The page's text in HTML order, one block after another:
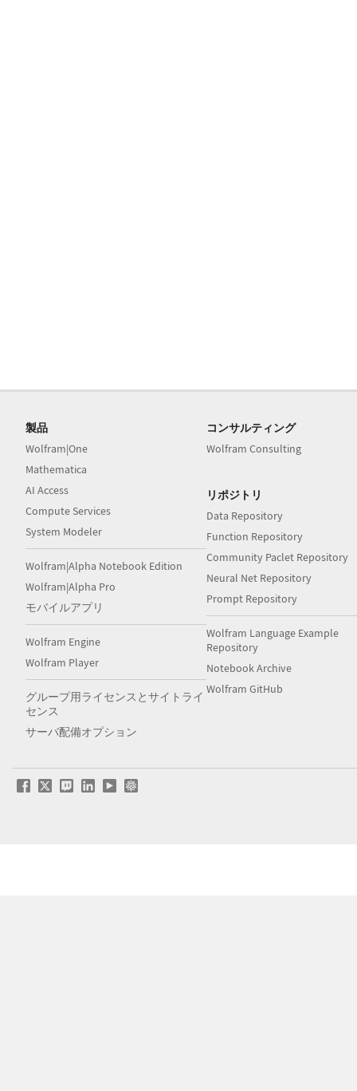
製品
Wolfram|One
Mathematica
AI Access
Compute Services
System Modeler
Wolfram|Alpha Notebook Edition
Wolfram|Alpha Pro
モバイルアプリ
Wolfram Engine
Wolfram Player
グループ用ライセンスとサイトライ
センス
サーバ配備オプション
コンサルティング
Wolfram Consulting
リポジトリ
Data Repository
Function Repository
Community Paclet Repository
Neural Net Repository
Prompt Repository
Wolfram Language Example
Repository
Notebook Archive
Wolfram GitHub